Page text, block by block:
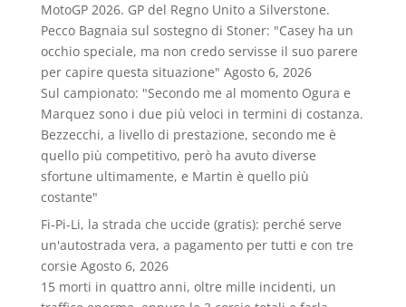
MotoGP 2026. GP del Regno Unito a Silverstone.
Pecco Bagnaia sul sostegno di Stoner: "Casey ha un
occhio speciale, ma non credo servisse il suo parere
per capire questa situazione" Agosto 6, 2026
Sul campionato: "Secondo me al momento Ogura e
Marquez sono i due più veloci in termini di costanza.
Bezzecchi, a livello di prestazione, secondo me è
quello più competitivo, però ha avuto diverse
sfortune ultimamente, e Martin è quello più
costante"
Fi-Pi-Li, la strada che uccide (gratis): perché serve
un'autostrada vera, a pagamento per tutti e con tre
corsie Agosto 6, 2026
15 morti in quattro anni, oltre mille incidenti, un